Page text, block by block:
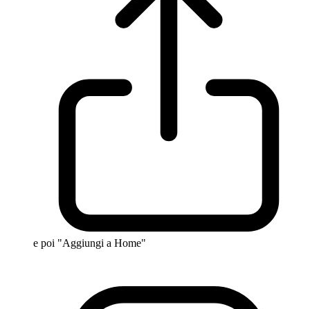
e poi "Aggiungi a Home"